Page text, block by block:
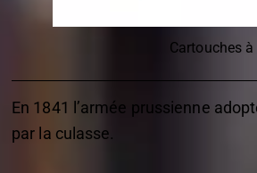
Cartouches
En 1841 l’armée prussienne
par la culasse.